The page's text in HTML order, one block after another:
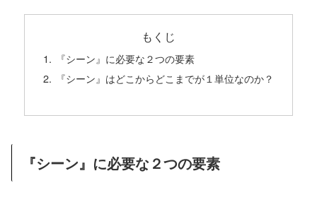
もくじ
『シーン』に必要な２つの要素
『シーン』はどこからどこまでが１単位なのか？
『シーン』に必要な２つの要素